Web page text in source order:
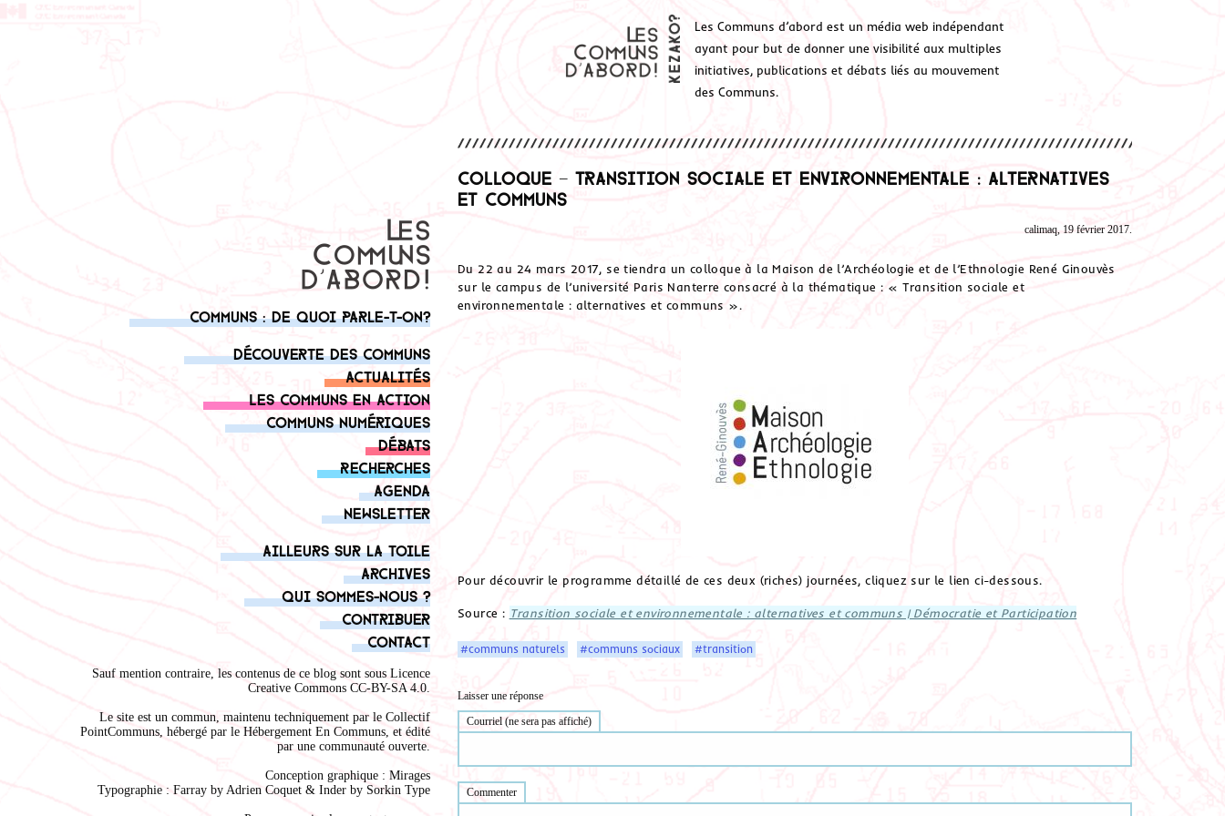
Les Communs d’abord est un média web indépendant
ayant pour but de donner une visibilité aux multiples
initiatives, publications et débats liés au mouvement
des Communs.
Communs : de quoi parle-t-on?
Découverte des communs
Actualités
Les communs en action
Communs numériques
Débats
Recherches
Agenda
Newsletter
Ailleurs sur la toile
Archives
Qui sommes-nous ?
Contribuer
Contact
Sauf mention contraire, les contenus de ce blog sont sous Licence
Creative Commons CC-BY-SA 4.0.
Le site est un commun, maintenu techniquement par le Collectif
PointCommuns, hébergé par le Hébergement En Communs, et édité
par une communauté ouverte.
Conception graphique : Mirages
Typographie : Farray by Adrien Coquet & Inder by Sorkin Type
Colloque – Transition sociale et environnementale : alternatives
et communs
calimaq, 19 février 2017.
Du 22 au 24 mars 2017, se tiendra un colloque à la Maison de l’Archéologie et de l’Ethnologie René Ginouvès
sur le campus de l’université Paris Nanterre consacré à la thématique : « Transition sociale et
environnementale : alternatives et communs ».
Pour découvrir le programme détaillé de ces deux (riches) journées, cliquez sur le lien ci-dessous.
Source : Transition sociale et environnementale : alternatives et communs | Démocratie et Participation
#communs naturels #communs sociaux #transition
Laisser une réponse
Courriel (ne sera pas affiché)
Commenter